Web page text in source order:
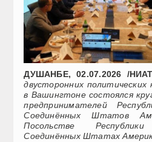
ДУШАНБЕ, 02.07.2026 /
двусторонних политических
в Вашингтоне состоялся
предпринимателей
Соединённых Штатов
Посольстве
Соединённых Штатах